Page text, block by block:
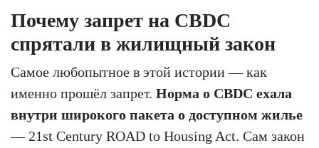
Почему запрет на CBDC
спрятали в жилищный закон
Самое любопытное в этой истории — как
именно прошёл запрет. Норма о CBDC ехала
внутри широкого пакета о доступном жилье
— 21st Century ROAD to Housing Act. Сам закон